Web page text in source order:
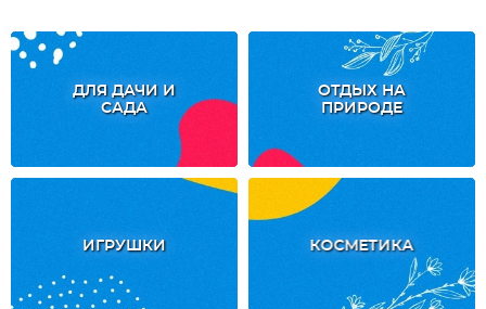
ДЛЯ ДАЧИ И
САДА
ОТДЫХ НА
ПРИРОДЕ
ИГРУШКИ КОСМЕТИКА